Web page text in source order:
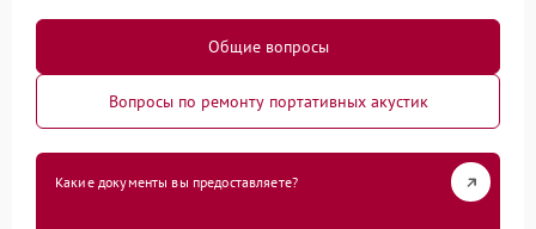
Общие вопросы
Вопросы по ремонту портативных акустик
Какие документы вы предоставляете?